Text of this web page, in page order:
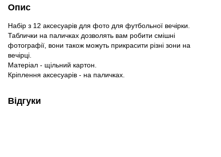
Опис
Набір з 12 аксесуарів для фото для футбольної вечірки.
Таблички на паличках дозволять вам робити смішні
фотографії, вони також можуть прикрасити різні зони на
вечірці.
Матеріал - щільний картон.
Кріплення аксесуарів - на паличках.
Відгуки